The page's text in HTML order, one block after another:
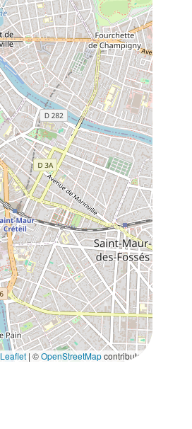
Leaflet | ©OpenStreetMapcontributors